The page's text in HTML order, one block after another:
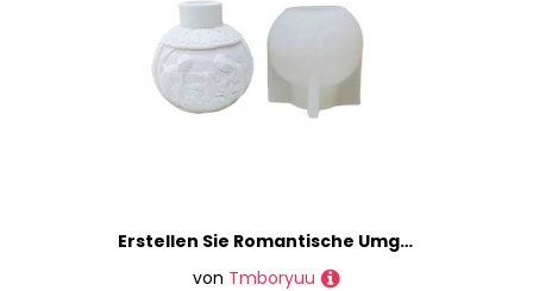
Erstellen Sie Romantische Umgebungen Mit Stilvoll Geformten Robusten Silikonkerzenhalter Schimmelpilzversorgungen Für Liebhaber Und Hobbyisten Die Leicht Zu Bedienen Zu Können Kerzenform Verwenden
von Tmboryuu